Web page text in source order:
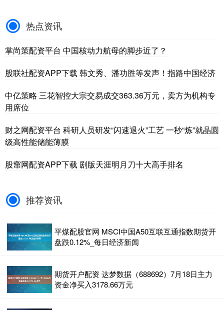
热点资讯
掌尚策配资平台 中国核动力航母的脚步近了？
股联社配资APP下载 韩文秀、潘功胜等发声！指路中国经济
中亿策略 三花智控大宗交易成交363.36万元，卖方为机构专
用席位
财之网配资平台 科研人员研发“闪速退火”工艺 一秒“炼”就晶圆
级高性能储能薄膜
股窜网配资APP下载 剧版天涯明月刀十大高手排名
推荐资讯
平煤配股官网 MSCI中国A50互联互通指数期货开
盘跌0.12%_每日经济新闻
期货开户配资 达梦数据（688692）7月18日主力
资金净买入3178.66万元